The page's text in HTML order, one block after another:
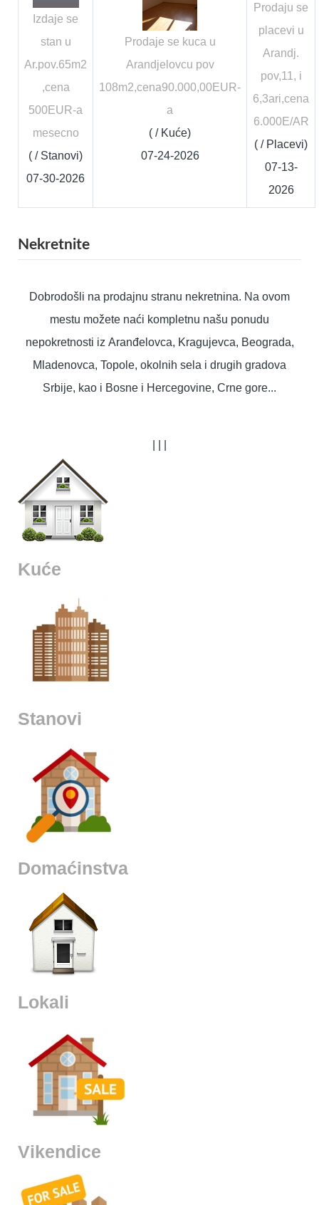
Izdaje se
stan u
Ar.pov.65m2
,cena
500EUR-a
mesecno
( / Stanovi)
07-30-2026
Prodaje se kuca u
Arandjelovcu pov
108m2,cena90.000,00EUR-
a
( / Kuće)
07-24-2026
Prodaju se
placevi u
Arandj.
pov,11, i
6,3ari,cena
6.000E/AR
( / Placevi)
07-13-
2026
Nekretnite
Dobrodošli na prodajnu stranu nekretnina. Na ovom
mestu možete naći kompletnu našu ponudu
nepokretnosti iz Aranđelovca, Kragujevca, Beograda,
Mladenovca, Topole, okolnih sela i drugih gradova
Srbije, kao i Bosne i Hercegovine, Crne gore...
Kuće
Stanovi
Domaćinstva
Lokali
Vikendice